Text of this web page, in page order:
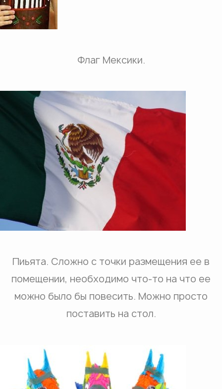
Флаг Мексики.
Пиьята. Сложно с точки размещения ее в
помещении, необходимо что-то на что ее
можно было бы повесить. Можно просто
поставить на стол.